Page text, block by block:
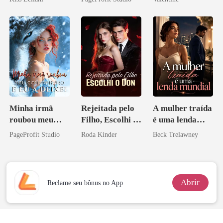
maligno
esposa
Minha irmã
roubou meu
companheiro e
PageProfit Studio
Rejeitada pelo
Filho, Escolhi o
Don
Roda Kinder
A mulher traída
é uma lenda
mundial
Beck Trelawney
Reclame seu bônus no App Abrir